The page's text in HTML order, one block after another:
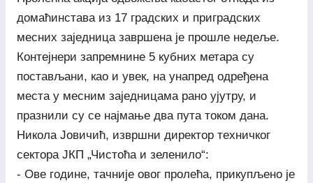
домаћинстава из 17 градских и приградских
месних заједница завршена је прошле недеље.
Контејнери запремнине 5 кубних метара су
постављани, као и увек, на унапред одређена
места у месним заједницама рано ујутру, и
празнили су се најмање два пута током дана.
Никола Јовичић, извршни директор техничког
сектора ЈКП „Чистоћа и зеленило“:
- Ове године, тачније овог пролећа, прикупљено је